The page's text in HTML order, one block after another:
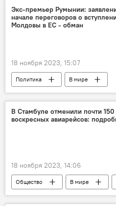
Экс-премьер Румынии:
начале переговоров о
Молдовы в ЕС - обман
18 ноября 2023, 15:07
Политика
В мире
Европейский союз
Румыния
Молдова
В Стамбуле отменили почти 150
воскресных авиарейсов:
18 ноября 2023, 14:06
Общество В мире
Турция